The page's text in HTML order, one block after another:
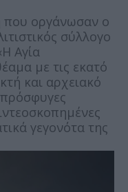
που οργάνωσαν ο
σύλλογο
Αγία
με τις εκατό
και αρχειακό
πρόσφυγες
γεγονότα της